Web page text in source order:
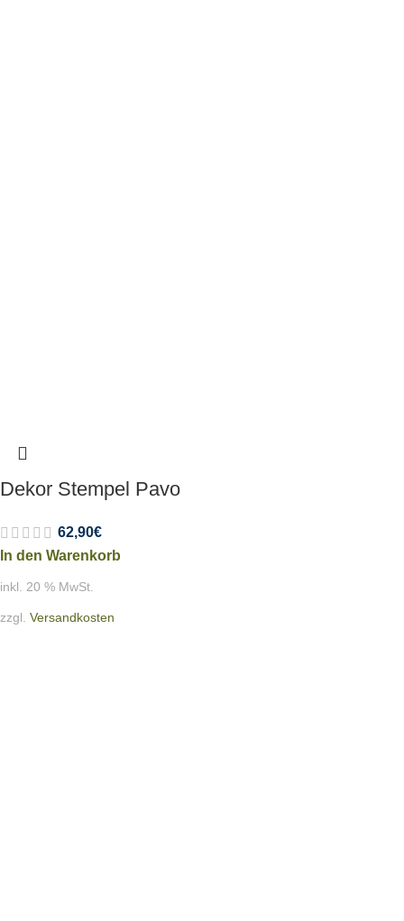
Dekor Stempel Pavo
62,90€
In den Warenkorb
inkl. 20 % MwSt.
zzgl. Versandkosten